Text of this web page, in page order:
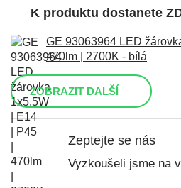
K produktu dostanete
GE 93063964 LED
470lm | 2700K - bílá
ZOBRAZIT DALŠÍ
Zeptejte se nás
Vyzkoušeli jsme na